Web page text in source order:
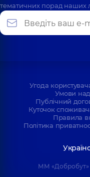
тематичних порад наших
Угода
Умови
Публічний
Куточок
Правила
Політика
ММ «Добробут»